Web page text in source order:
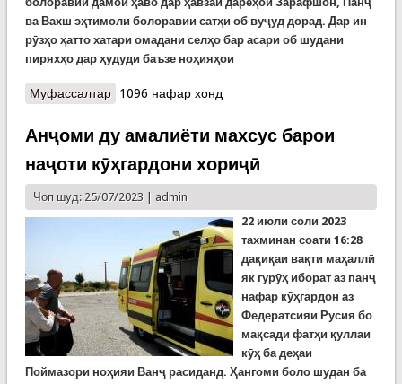
ва Вахш эҳтимоли болоравии сатҳи об вуҷуд дорад. Дар ин
рӯзҳо ҳатто хатари омадани селҳо бар асари об шудани
пиряхҳо дар ҳудуди баъзе ноҳияҳои
Муфассалтаро Ҳушдори Кумитаи ҳолатҳои фавқулодда аз
шудани пиряхҳо дар кишвар
1096 нафар хонд
Анҷоми ду амалиёти махсус барои
наҷоти кӯҳгардони хориҷӣ
Чоп шуд: 25/07/2023 | admin
22 июли соли 2023
тахминан соати 16:28
дақиқаи вақти маҳаллӣ
як гурӯҳ иборат аз панҷ
нафар кӯҳгардон аз
Федератсияи Русия бо
мақсади фатҳи қуллаи
кӯҳ ба деҳаи
Поймазори ноҳияи Ванҷ расиданд. Ҳангоми боло шудан ба